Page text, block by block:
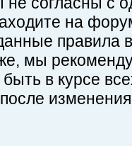
на
правила
мы
в курсе